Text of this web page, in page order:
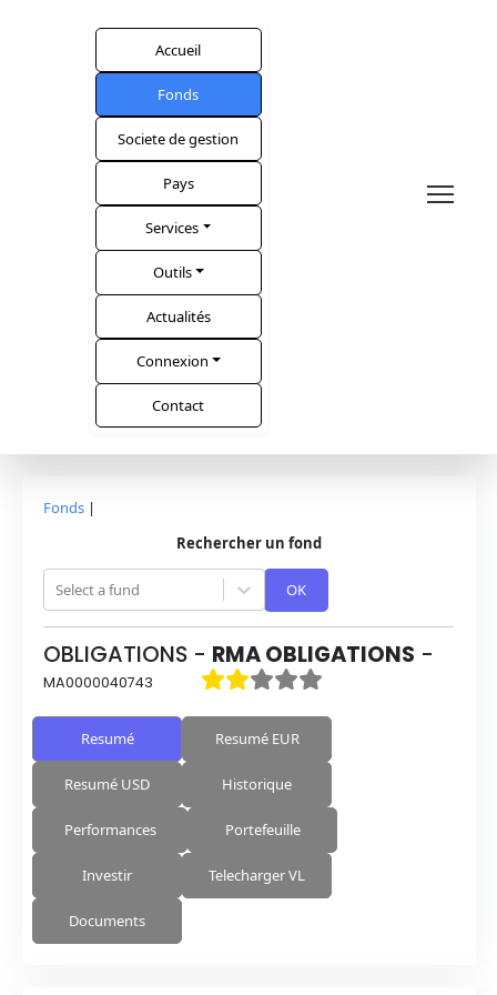
Accueil
Fonds
Societe de gestion
Pays
Services
Outils
Actualités
Connexion
Contact
Fonds |
Rechercher un fond
Select a fund OK
OBLIGATIONS - RMA OBLIGATIONS -
MA0000040743
Resumé Resumé EUR
Resumé USD Historique
Performances Portefeuille
Investir Telecharger VL
Documents